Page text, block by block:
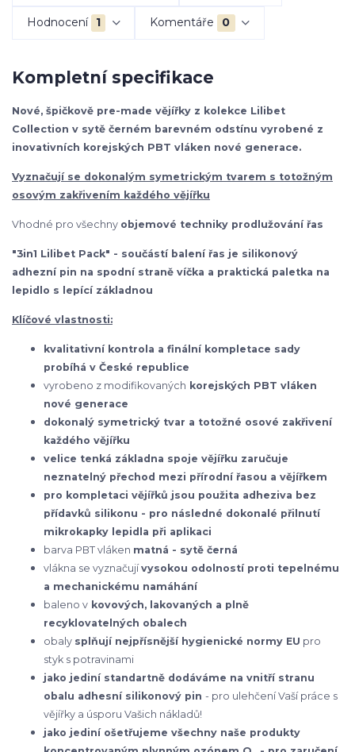
Hodnocení 1 Komentáře 0
Kompletní specifikace
Nové, špičkově pre-made vějířky z kolekce Lilibet
Collection v sytě černém barevném odstínu vyrobené z
inovativních korejských PBT vláken nové generace.
Vyznačují se dokonalým symetrickým tvarem s totožným
osovým zakřivením každého vějířku
Vhodné pro všechny objemové techniky prodlužování řas
"3in1 Lilibet Pack" - součástí balení řas je silikonový
adhezní pin na spodní straně víčka a praktická paletka na
lepidlo s lepící základnou
Klíčové vlastnosti:
kvalitativní kontrola a finální kompletace sady
probíhá v České republice
vyrobeno z modifikovaných korejských PBT vláken
nové generace
dokonalý symetrický tvar a totožné osové zakřivení
každého vějířku
velice tenká základna spoje vějířku zaručuje
neznatelný přechod mezi přírodní řasou a vějířkem
pro kompletaci vějířků jsou použita adheziva bez
přídavků silikonu - pro následné dokonalé přilnutí
mikrokapky lepidla při aplikaci
barva PBT vláken matná - sytě černá
vlákna se vyznačujívysokou odolností proti tepelnému
a mechanickému namáhání
baleno v kovových, lakovaných a plně
recyklovatelných obalech
obaly splňují nejpřísnější hygienické normy EU pro
styk s potravinami
jako jediní standartně dodáváme na vnitří stranu
obalu adhesní silikonový pin - pro ulehčení Vaší práce s
vějířky a úsporu Vašich nákladů!
jako jediní ošetřujeme všechny naše produkty